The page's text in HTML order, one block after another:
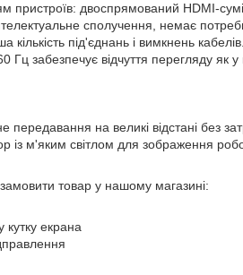
пристроїв: двоспрямований HDMI-
сполучення, немає
під'єднань і вимкнень кабелів.
забезпечує відчуття перегляду як у
на великі відстані без
із м'яким світлом для зображення
товар у нашому магазині:
кутку екрана